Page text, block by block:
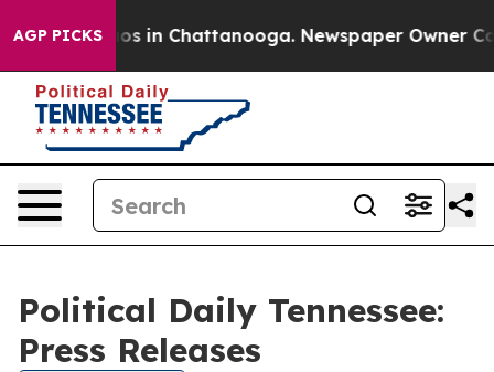
AGP PICKS
Chaos in Chattanooga. Newspaper Owner
Political Daily Tennessee:
Press Releases